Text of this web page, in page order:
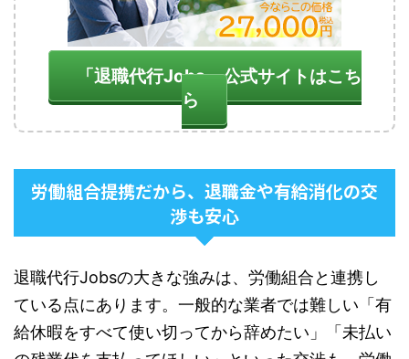
「退職代行Jobs」公式サイトはこち
ら
労働組合提携だから、退職金や有給消化の交
渉も安心
退職代行Jobsの大きな強みは、労働組合と連携し
ている点にあります。一般的な業者では難しい「有
給休暇をすべて使い切ってから辞めたい」「未払い